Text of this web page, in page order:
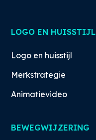
LOGO EN HUISSTIJL
Logo en huisstijl
Merkstrategie
Animatievideo
BEWEGWIJZERING